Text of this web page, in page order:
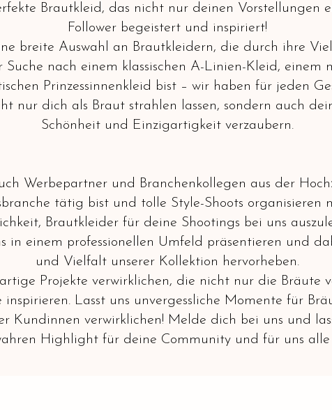
Brautkleid, das nicht nur deinen Vorstellungen
Follower begeistert und inspiriert!
breite Auswahl an Brautkleidern, die durch ihre
nach einem klassischen A-Linien-Kleid, einem
Prinzessinnenkleid bist – wir haben für jeden
nur dich als Braut strahlen lassen, sondern auch
Schönheit und Einzigartigkeit verzaubern.
Werbepartner und Branchenkollegen aus der
tätig bist und tolle Style-Shoots organisieren
Brautkleider für deine Shootings bei uns
in einem professionellen Umfeld präsentieren und
und Vielfalt unserer Kollektion hervorheben.
Projekte verwirklichen, die nicht nur die Bräute
Lasst uns unvergessliche Momente für
Kundinnen verwirklichen! Melde dich bei uns und
Highlight für deine Community und für uns alle